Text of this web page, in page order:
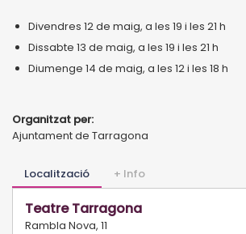
Divendres 12 de maig, a les 19 i les 21 h
Dissabte 13 de maig, a les 19 i les 21 h
Diumenge 14 de maig, a les 12 i les 18 h
Organitzat per:
Ajuntament de Tarragona
Localització + Info
Teatre Tarragona
Rambla Nova, 11